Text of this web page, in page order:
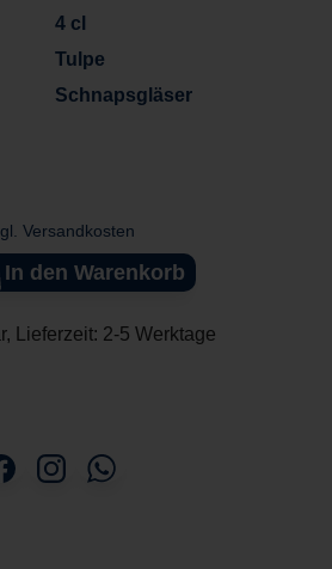
4 cl
Tulpe
Schnapsgläser
Versandkosten
In den Warenkorb
Lieferzeit: 2-5 Werktage